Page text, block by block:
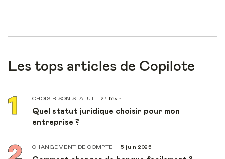
Les tops articles de Copilote
CHOISIR SON STATUT 27 févr.
Quel statut juridique choisir pour mon
entreprise ?
CHANGEMENT DE COMPTE 5 juin 2025